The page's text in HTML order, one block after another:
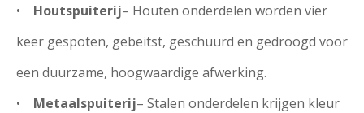
• Houtspuiterij– Houten onderdelen worden vier
keer gespoten, gebeitst, geschuurd en gedroogd voor
een duurzame, hoogwaardige afwerking.
• Metaalspuiterij– Stalen onderdelen krijgen kleur